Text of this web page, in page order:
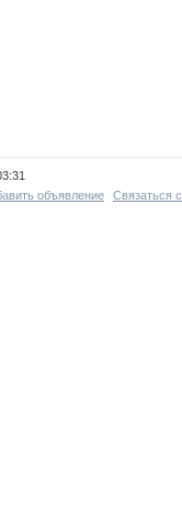
объявление Связаться